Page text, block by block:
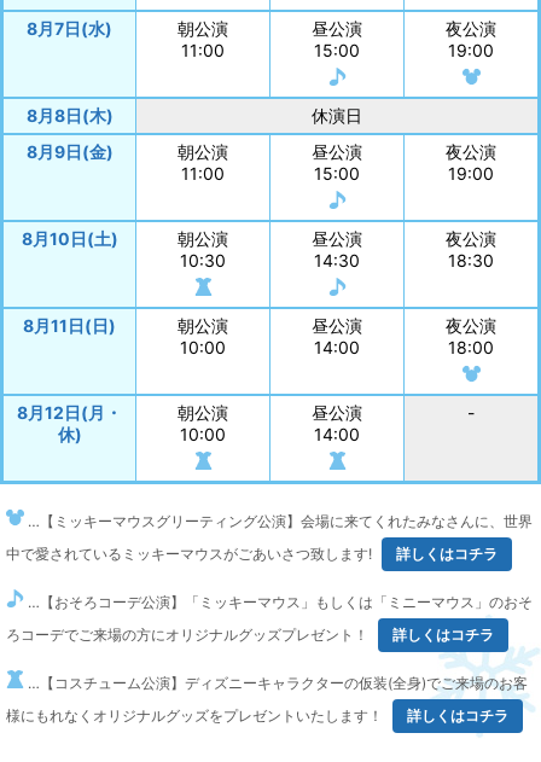
8月7日(水)
朝公演
11:00
昼公演
15:00
夜公演
19:00
8月8日(木)
休演日
8月9日(金)
朝公演
11:00
昼公演
15:00
夜公演
19:00
8月10日(土)
朝公演
10:30
昼公演
14:30
夜公演
18:30
8月11日(日)
朝公演
10:00
昼公演
14:00
夜公演
18:00
8月12日(月・
休)
朝公演
10:00
昼公演
14:00
-
…【ミッキーマウスグリーティング公演】会場に来てくれたみなさんに、世界
中で愛されているミッキーマウスがごあいさつ致します!
詳しくはコチラ
…【おそろコーデ公演】「ミッキーマウス」もしくは「ミニーマウス」のおそ
ろコーデでご来場の方にオリジナルグッズプレゼント！
詳しくはコチラ
…【コスチューム公演】ディズニーキャラクターの仮装(全身)でご来場のお客
様にもれなくオリジナルグッズをプレゼントいたします！
詳しくはコチラ